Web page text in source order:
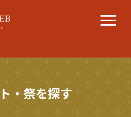
・祭を探す